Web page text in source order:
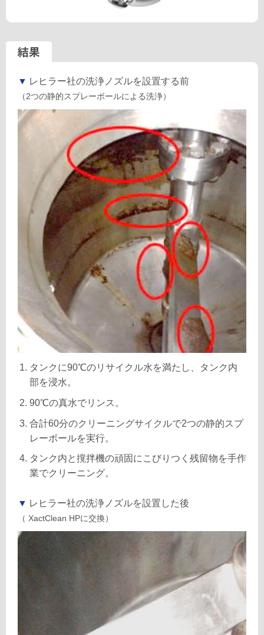
結果
▼ レヒラー社の洗浄ノズルを設置する前
（2つの静的スプレーボールによる洗浄）
タンクに90℃のリサイクル水を満たし、タンク内
部を浸水。
90℃の真水でリンス。
合計60分のクリーニングサイクルで2つの静的スプ
レーボールを実行。
タンク内と撹拌機の頑固にこびりつく残留物を手作
業でクリーニング。
▼ レヒラー社の洗浄ノズルを設置した後
（ XactClean HPに交換）